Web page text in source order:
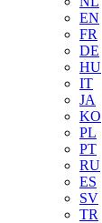
EN
FR
DE
HU
IT
JA
KO
PL
PT
RU
ES
SV
TR